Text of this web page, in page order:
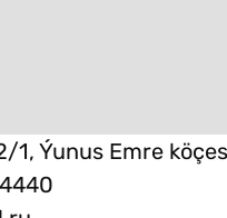
1, Ýunus Emre